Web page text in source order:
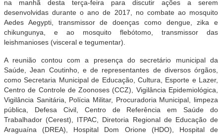
na manhã desta terça-feira para discutir ações a serem
desenvolvidas durante o ano de 2017, no combate ao mosquito
Aedes Aegypti, transmissor de doenças como dengue, zika e
chikungunya, e ao mosquito flebótomo, transmissor das
leishmanioses (visceral e tegumentar).
A reunião contou com a presença do secretário municipal da
Saúde, Jean Coutinho, e de representantes de diversos órgãos,
como Secretaria Municipal de Educação, Cultura, Esporte e Lazer,
Centro de Controle de Zoonoses (CCZ), Vigilância Epidemiológica,
Vigilância Sanitária, Polícia Militar, Procuradoria Municipal, limpeza
pública, Defesa Civil, Centro de Referência em Saúde do
Trabalhador (Cerest), ITPAC, Diretoria Regional de Educação de
Araguaína (DREA), Hospital Dom Orione (HDO), Hospital de